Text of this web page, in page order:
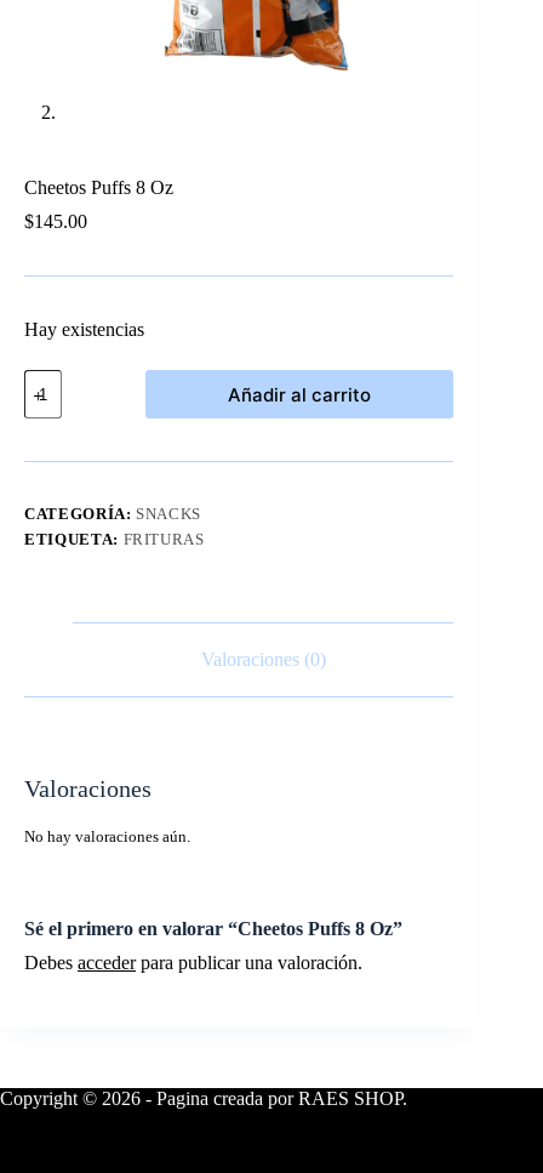
Cheetos Puffs 8 Oz
$145.00
Hay existencias
Cheetos
Puffs
8
cantidad
Añadir al carrito
CATEGORÍA: SNACKS
ETIQUETA: FRITURAS
Valoraciones (0)
Valoraciones
No hay valoraciones aún.
Sé el primero en valorar “Cheetos Puffs 8 Oz”
Debes accederpara publicar una valoración.
Copyright © 2026 - Pagina creada por RAES SHOP.